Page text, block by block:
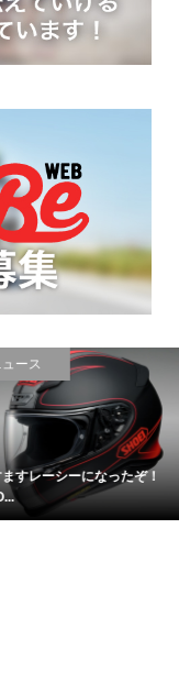
たら絶対に面白い絶版車...